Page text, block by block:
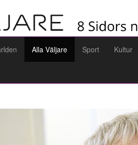
Alla Väljare Sport Kultur